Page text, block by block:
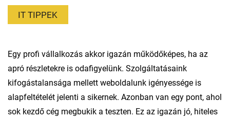
IT TIPPEK
Egy profi vállalkozás akkor igazán működőképes, ha az
apró részletekre is odafigyelünk. Szolgáltatásaink
kifogástalansága mellett weboldalunk igényessége is
alapfeltételét jelenti a sikernek. Azonban van egy pont, ahol
sok kezdő cég megbukik a teszten. Ez az igazán jó, hiteles